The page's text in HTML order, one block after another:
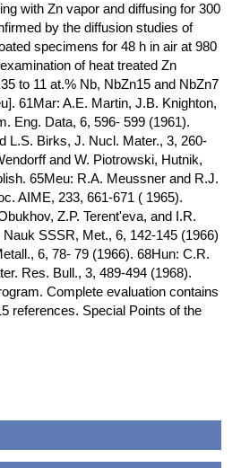
with Zn vapor and diffusing for 300
by the diffusion studies of
specimens for 48 h in air at 980
of heat treated Zn
to 11 at.% Nb, NbZn15 and NbZn7
61Mar: A.E. Martin, J.B. Knighton,
Eng. Data, 6, 596- 599 (1961).
L.S. Birks, J. Nucl. Mater., 3, 260-
and W. Piotrowski, Hutnik,
65Meu: R.A. Meussner and R.J.
AIME, 233, 661-671 ( 1965).
Z.P. Terent'eva, and I.R.
SSSR, Met., 6, 142-145 (1966)
6, 78- 79 (1966). 68Hun: C.R.
Res. Bull., 3, 489-494 (1968).
Complete evaluation contains
references. Special Points of the